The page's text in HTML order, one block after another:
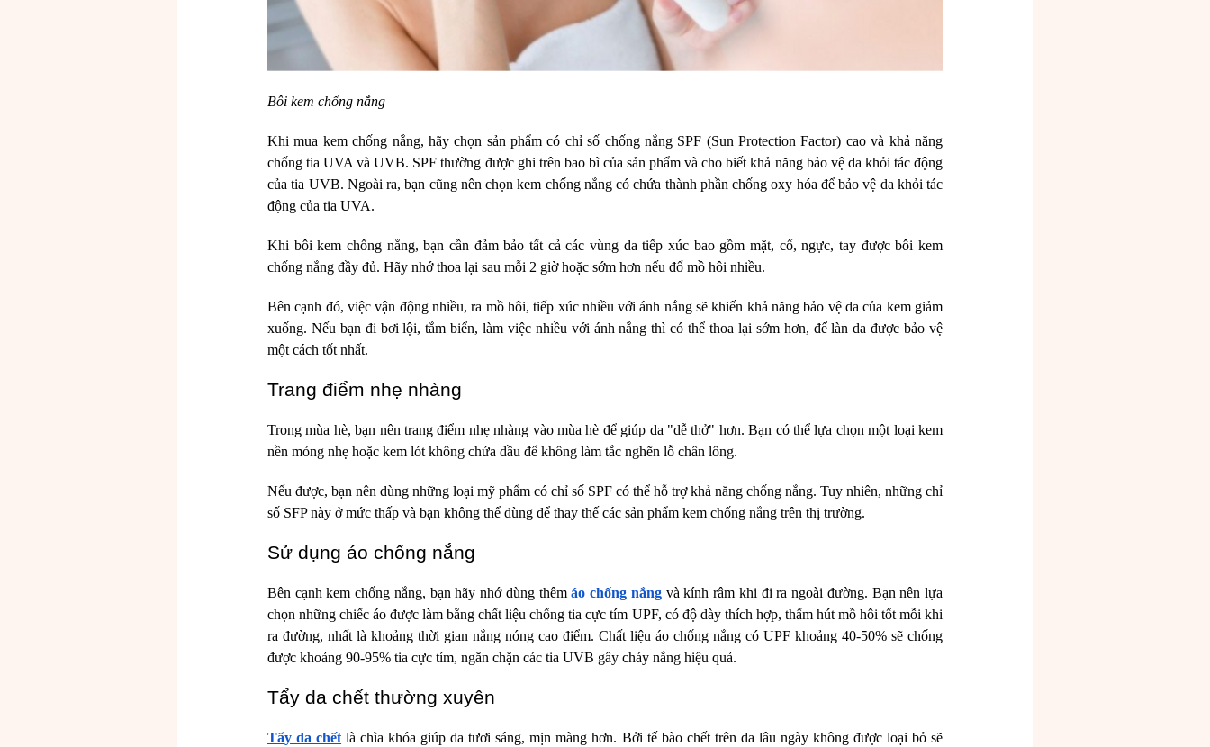
Bôi kem chống nắng
Khi mua kem chống nắng, hãy chọn sản phẩm có chỉ số chống nắng SPF (Sun Protection Factor) cao và khả năng
chống tia UVA và UVB. SPF thường được ghi trên bao bì của sản phẩm và cho biết khả năng bảo vệ da khỏi tác động
của tia UVB. Ngoài ra, bạn cũng nên chọn kem chống nắng có chứa thành phần chống oxy hóa để bảo vệ da khỏi tác
động của tia UVA.
Khi bôi kem chống nắng, bạn cần đảm bảo tất cả các vùng da tiếp xúc bao gồm mặt, cổ, ngực, tay được bôi kem
chống nắng đầy đủ. Hãy nhớ thoa lại sau mỗi 2 giờ hoặc sớm hơn nếu đổ mồ hôi nhiều.
Bên cạnh đó, việc vận động nhiều, ra mồ hôi, tiếp xúc nhiều với ánh nắng sẽ khiến khả năng bảo vệ da của kem giảm
xuống. Nếu bạn đi bơi lội, tắm biển, làm việc nhiều với ánh nắng thì có thể thoa lại sớm hơn, để làn da được bảo vệ
một cách tốt nhất.
Trang điểm nhẹ nhàng
Trong mùa hè, bạn nên trang điểm nhẹ nhàng vào mùa hè để giúp da "dễ thở" hơn. Bạn có thể lựa chọn một loại kem
nền mỏng nhẹ hoặc kem lót không chứa dầu để không làm tắc nghẽn lỗ chân lông.
Nếu được, bạn nên dùng những loại mỹ phẩm có chỉ số SPF có thể hỗ trợ khả năng chống nắng. Tuy nhiên, những chỉ
số SFP này ở mức thấp và bạn không thể dùng để thay thế các sản phẩm kem chống nắng trên thị trường.
Sử dụng áo chống nắng
Bên cạnh kem chống nắng, bạn hãy nhớ dùng thêmáo chống nắngvà kính râm khi đi ra ngoài đường. Bạn nên lựa
chọn những chiếc áo được làm bằng chất liệu chống tia cực tím UPF, có độ dày thích hợp, thấm hút mồ hôi tốt mỗi khi
ra đường, nhất là khoảng thời gian nắng nóng cao điểm. Chất liệu áo chống nắng có UPF khoảng 40-50% sẽ chống
được khoảng 90-95% tia cực tím, ngăn chặn các tia UVB gây cháy nắng hiệu quả.
Tẩy da chết thường xuyên
Tẩy da chết là chìa khóa giúp da tươi sáng, mịn màng hơn. Bởi tế bào chết trên da lâu ngày không được loại bỏ sẽ